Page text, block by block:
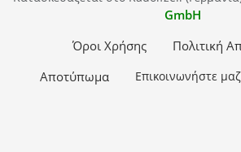
GmbH
Όροι Χρήσης
Πολιτική
Αποτύπωμα
Επικοινωνήστε